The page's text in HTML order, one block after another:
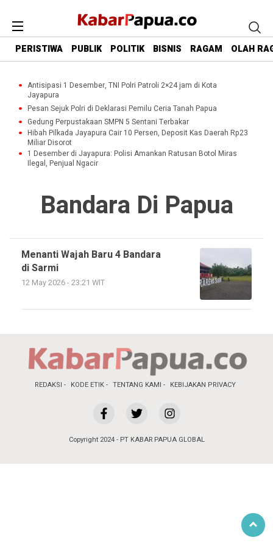
PERISTIWA PUBLIK POLITIK BISNIS RAGAM OLAH
Antisipasi 1 Desember, TNI Polri Patroli 2×24 jam di Kota
Jayapura
Pesan Sejuk Polri di Deklarasi Pemilu Ceria Tanah Papua
Gedung Perpustakaan SMPN 5 Sentani Terbakar
Hibah Pilkada Jayapura Cair 10 Persen, Deposit Kas Daerah Rp23
Miliar Disorot
1 Desember di Jayapura: Polisi Amankan Ratusan Botol Miras
Ilegal, Penjual Ngacir
Bandara Di Papua
Menanti Wajah Baru 4 Bandara
di Sarmi
12 May 2026 - 23:21 WIT
REDAKSI KODE ETIK TENTANG KAMI KEBIJAKAN PRIVACY
Copyright 2024 - PT KABAR PAPUA GLOBAL